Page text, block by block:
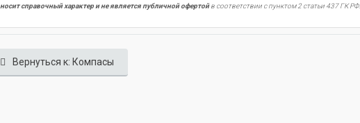
носит справочный характер и не является публичной офертойв соответствии с пунктом 2 статьи 437 ГК РФ.
Вернуться к: Компасы